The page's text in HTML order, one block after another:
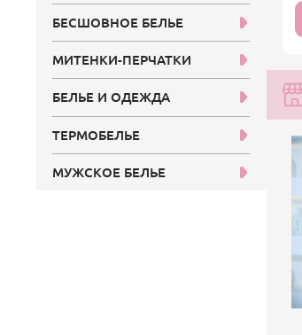
БЕСШОВНОЕ БЕЛЬЕ
МИТЕНКИ-ПЕРЧАТКИ
БЕЛЬЕ И ОДЕЖДА
ТЕРМОБЕЛЬЕ
МУЖСКОЕ БЕЛЬЕ